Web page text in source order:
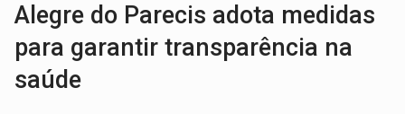
Alegre do Parecis adota medidas
para garantir transparência na
saúde